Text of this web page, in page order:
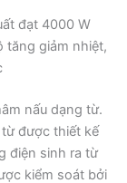
đạt 4000 W
tăng giảm nhiệt,
nấu dạng từ.
được thiết kế
điện sinh ra từ
kiểm soát bởi